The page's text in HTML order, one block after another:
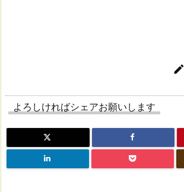

よろしければシェアお願いします